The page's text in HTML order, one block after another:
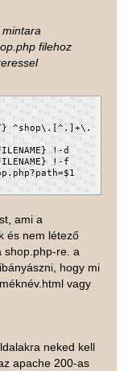
filehoz
^shop\.[^.]+\.
!-d
!-f
ami a
és nem létező
shop.php-re. a
hogy mi
vagy
neked kell
apache 200-as